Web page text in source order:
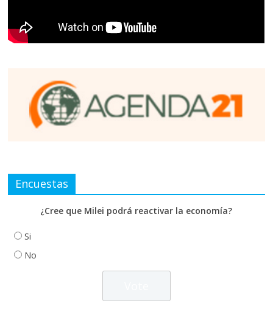
Encuestas
¿Cree que Milei podrá reactivar la economía?
Si
No